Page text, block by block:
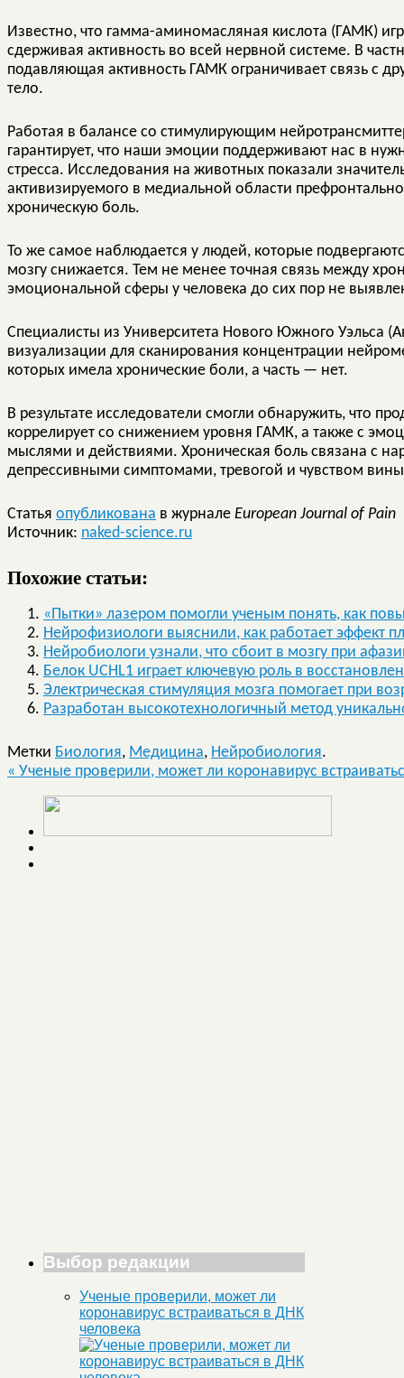
Известно, что гамма-аминомасляная кислота (ГАМК)
сдерживая активность во всей нервной системе. В
подавляющая активность ГАМК ограничивает связь с
тело.
Работая в балансе со стимулирующим
гарантирует, что наши эмоции поддерживают нас в
стресса. Исследования на животных показали
активизируемого в медиальной области
хроническую боль.
То же самое наблюдается у людей, которые
мозгу снижается. Тем не менее точная связь между
эмоциональной сферы у человека до сих пор не
Специалисты из Университета Нового Южного Уэльса
визуализации для сканирования концентрации
которых имела хронические боли, а часть — нет.
В результате исследователи смогли обнаружить, что
коррелирует со снижением уровня ГАМК, а также с
мыслями и действиями. Хроническая боль связана с
депрессивными симптомами, тревогой и чувством
Статья опубликована в журнале European Journal of Pain
Источник: naked-science.ru
Похожие статьи:
«Пытки» лазером помогли ученым понять, как
Нейрофизиологи выяснили, как работает эффект
Нейробиологи узнали, что сбоит в мозгу при
Белок UCHL1 играет ключевую роль в
Электрическая стимуляция мозга помогает при
Разработан высокотехнологичный метод
Метки Биология, Медицина, Нейробиология.
« Ученые проверили, может ли коронавирус
Выбор редакции
Ученые проверили, может ли
коронавирус встраиваться в ДНК
человека